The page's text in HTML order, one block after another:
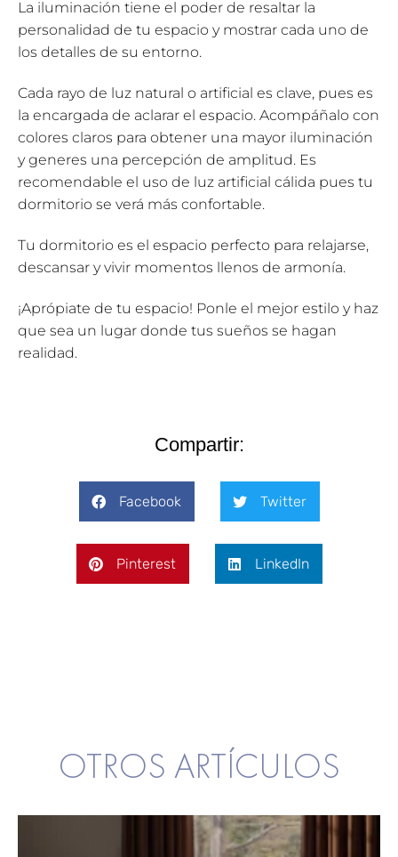
La iluminación tiene el poder de resaltar la
personalidad de tu espacio y mostrar cada uno de
los detalles de su entorno.
Cada rayo de luz natural o artificial es clave, pues es
la encargada de aclarar el espacio. Acompáñalo con
colores claros para obtener una mayor iluminación
y generes una percepción de amplitud. Es
recomendable el uso de luz artificial cálida pues tu
dormitorio se verá más confortable.
Tu dormitorio es el espacio perfecto para relajarse,
descansar y vivir momentos llenos de armonía.
¡Aprópiate de tu espacio! Ponle el mejor estilo y haz
que sea un lugar donde tus sueños se hagan
realidad.
Compartir:
Facebook Twitter
Pinterest LinkedIn
OTROS ARTÍCULOS